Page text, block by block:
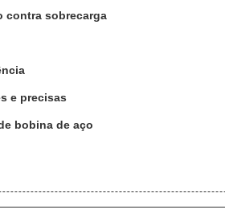
contra sobrecarga
e precisas
bobina de aço